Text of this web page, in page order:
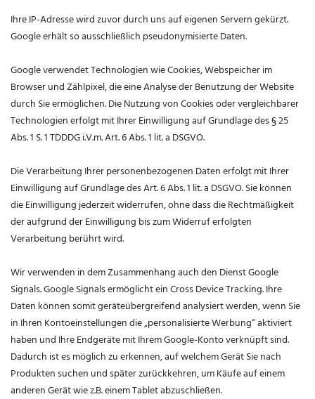
Ihre IP-Adresse wird zuvor durch uns auf eigenen Servern gekürzt.
Google erhält so ausschließlich pseudonymisierte Daten.
Google verwendet Technologien wie Cookies, Webspeicher im
Browser und Zählpixel, die eine Analyse der Benutzung der Website
durch Sie ermöglichen.Die Nutzung von Cookies oder vergleichbarer
Technologien erfolgt mit Ihrer Einwilligung auf Grundlage des § 25
Abs. 1 S. 1 TDDDG i.V.m. Art. 6 Abs. 1 lit. a DSGVO.
Die Verarbeitung Ihrer personenbezogenen Daten erfolgt mit Ihrer
Einwilligung auf Grundlage des Art. 6 Abs. 1 lit. a DSGVO. Sie können
die Einwilligung jederzeit widerrufen, ohne dass die Rechtmäßigkeit
der aufgrund der Einwilligung bis zum Widerruf erfolgten
Verarbeitung berührt wird.
Wir verwenden in dem Zusammenhang auch den Dienst Google
Signals. Google Signals ermöglicht ein Cross Device Tracking. Ihre
Daten können somit geräteübergreifend analysiert werden, wenn Sie
in Ihren Kontoeinstellungen die „personalisierte Werbung“ aktiviert
haben und Ihre Endgeräte mit Ihrem Google-Konto verknüpft sind.
Dadurch ist es möglich zu erkennen, auf welchem Gerät Sie nach
Produkten suchen und später zurückkehren, um Käufe auf einem
anderen Gerät wie z.B. einem Tablet abzuschließen.